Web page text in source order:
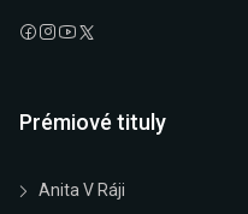
Prémiové tituly
Anita V Ráji